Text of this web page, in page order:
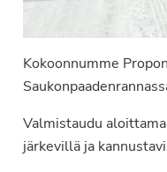
Kokoonnumme
Valmistaudu
järkevillä ja